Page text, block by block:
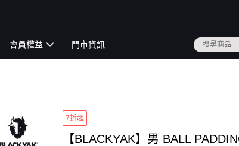
會員權益 門市資訊
7折起
【BLACKYAK】男 BALL